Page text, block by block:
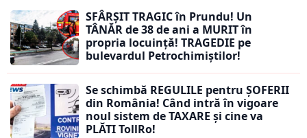
SFÂRȘIT TRAGIC în Prundu! Un
TÂNĂR de 38 de ani a MURIT în
propria locuință! TRAGEDIE pe
bulevardul Petrochimiștilor!
Se schimbă REGULILE pentru ȘOFERII
din România! Când intră în vigoare
noul sistem de TAXARE și cine va
PLĂTI TollRo!